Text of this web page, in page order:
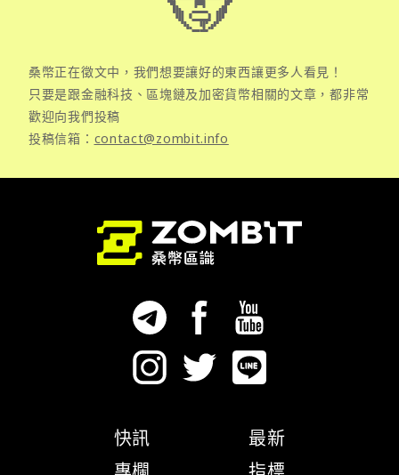
桑幣正在徵文中，我們想要讓好的東西讓更多人看見！
只要是跟金融科技、區塊鏈及加密貨幣相關的文章，都非常
歡迎向我們投稿
投稿信箱： contact@zombit.info
快訊
最新